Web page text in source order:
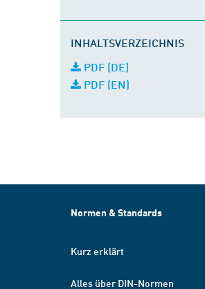
INHALTSVERZEICHNIS
PDF (DE)
PDF (EN)
Normen & Standards
Kurz erklärt
Alles über DIN-Normen